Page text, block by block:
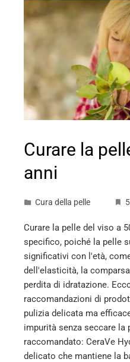
Curare la
anni
Cura della pelle
Curare la pelle del viso a
specifico, poiché la pelle
significativi con l'età,
dell'elasticità, la
perdita di idratazione.
raccomandazioni di
pulizia delicata ma
impurità senza seccare la
raccomandato: CeraVe
delicato che mantiene la